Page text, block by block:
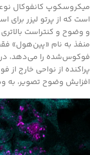
میکروسکوپ کانفوکال
است که از پرتو لیزر
و وضوح و کنتراست
منفذ به نام «پین‌هول»
فوکوس‌شده را می‌دهد، در
پراکنده از نواحی خارج
افزایش وضوح تصویر، به‌